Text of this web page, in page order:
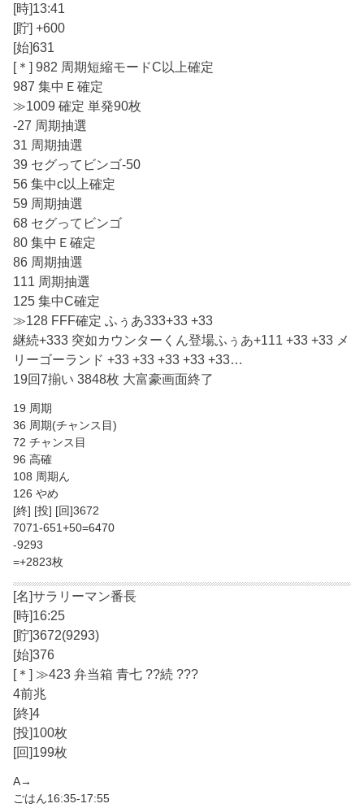
[時]13:41
[貯] +600
[始]631
[＊] 982 周期短縮モードC以上確定
987 集中Ｅ確定
≫1009 確定 単発90枚
-27 周期抽選
31 周期抽選
39 セグってビンゴ-50
56 集中c以上確定
59 周期抽選
68 セグってビンゴ
80 集中Ｅ確定
86 周期抽選
111 周期抽選
125 集中C確定
≫128 FFF確定 ふぅあ333+33 +33
継続+333 突如カウンターくん登場ふぅあ+111 +33 +33 メ
リーゴーランド +33 +33 +33 +33 +33…
19回7揃い 3848枚 大富豪画面終了
19 周期
36 周期(チャンス目)
72 チャンス目
96 高確
108 周期ん
126 やめ
[終] [投] [回]3672
7071-651+50=6470
-9293
=+2823枚
[名]サラリーマン番長
[時]16:25
[貯]3672(9293)
[始]376
[＊] ≫423 弁当箱 青七 ??続 ???
4前兆
[終]4
[投]100枚
[回]199枚
A→
ごはん16:35-17:55